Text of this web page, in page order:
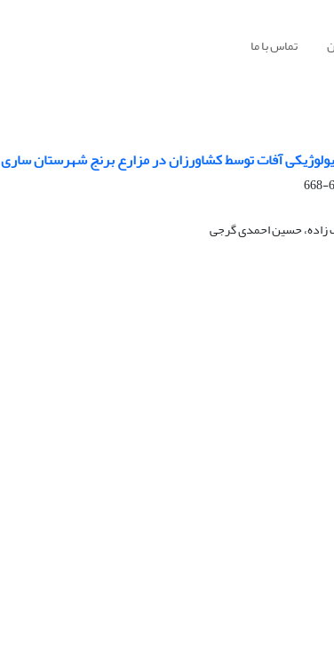
تماس با ما
آفات توسط کشاورزان در مزارع برنج شهرستان ساری
زاده، حسین احمدی گرجی